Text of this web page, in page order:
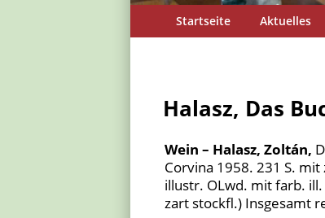
Startseite Aktuelles
Halasz, Das
Wein – Halasz, Zoltán,
Corvina 1958. 231 S.
illustr. OLwd. mit farb.
zart stockfl.) Insgesamt